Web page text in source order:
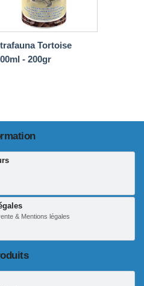
Tortoise
- 200gr
& Mentions légales